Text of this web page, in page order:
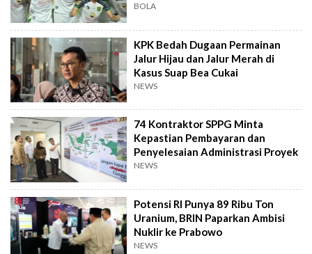
BOLA
KPK Bedah Dugaan Permainan
Jalur Hijau dan Jalur Merah di
Kasus Suap Bea Cukai
NEWS
74 Kontraktor SPPG Minta
Kepastian Pembayaran dan
Penyelesaian Administrasi Proyek
NEWS
Potensi RI Punya 89 Ribu Ton
Uranium, BRIN Paparkan Ambisi
Nuklir ke Prabowo
NEWS